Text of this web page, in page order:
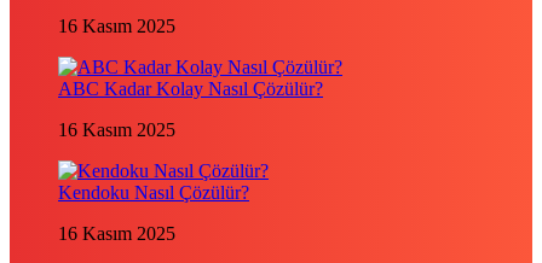
16 Kasım 2025
ABC Kadar Kolay Nasıl Çözülür?
16 Kasım 2025
Kendoku Nasıl Çözülür?
16 Kasım 2025